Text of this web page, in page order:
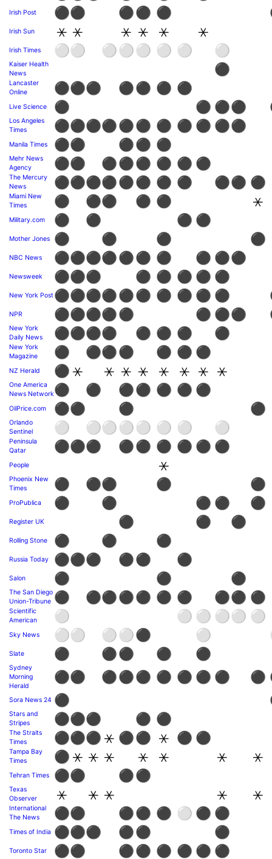
Irish Post ⚫⚫ ⚫⚫ ⚫
Irish Sun ⚹ ⚹ ⚹ ⚹ ⚹ ⚹
Irish Times ⚪⚪ ⚪ ⚪ ⚪ ⚪ ⚪ ⚪
Kaiser Health
News
⚫
Lancaster
Online
⚫⚫⚫ ⚫⚫ ⚫ ⚫
Live Science ⚫ ⚫ ⚫⚫
Los Angeles
Times
⚫⚫⚫⚫⚫⚫ ⚫ ⚫ ⚫ ⚫⚫
Manila Times ⚫⚫ ⚫⚫ ⚫
Mehr News
Agency
⚫⚫ ⚫⚫⚫ ⚫ ⚫ ⚫
The Mercury
News
⚫⚫⚫⚫⚫⚫ ⚫ ⚫ ⚫⚫ ⚫
Miami New
Times
⚫ ⚫⚫ ⚫ ⚫ ⚹
Military.com ⚫ ⚫ ⚫ ⚫
Mother Jones ⚫ ⚫ ⚫ ⚫
NBC News ⚫⚫⚫⚫⚫⚫ ⚫ ⚫ ⚫⚫
Newsweek ⚫⚫⚫ ⚫ ⚫ ⚫ ⚫ ⚫
New York Post⚫⚫⚫⚫⚫⚫ ⚫ ⚫ ⚫ ⚫
NPR ⚫⚫⚫⚫⚫ ⚫ ⚫⚫
New York
Daily News
⚫⚫⚫⚫ ⚫ ⚫ ⚫ ⚫
New York
Magazine
⚫ ⚫⚫⚫ ⚫ ⚫ ⚫
NZ Herald ⚫ ⚹ ⚹ ⚹ ⚹ ⚹ ⚹ ⚹ ⚹
One America
News Network⚫ ⚫ ⚫⚫ ⚫ ⚫ ⚫
OilPrice.com ⚫⚫ ⚫ ⚫
Orlando
Sentinel
⚪ ⚪⚪ ⚪ ⚪ ⚪ ⚪ ⚪
Peninsula
Qatar
⚫⚫⚫ ⚫⚫ ⚫ ⚫ ⚫ ⚫
People ⚹
Phoenix New
Times
⚫ ⚫⚫ ⚫ ⚫
ProPublica ⚫ ⚫ ⚫ ⚫ ⚫
Register UK ⚫ ⚫ ⚫
Rolling Stone ⚫ ⚫ ⚫
Russia Today ⚫⚫⚫ ⚫⚫ ⚫
Salon ⚫ ⚫ ⚫
The San Diego
Union-Tribune ⚫ ⚫⚫⚫⚫ ⚫ ⚫ ⚫⚫ ⚫
Scientific
American
⚪ ⚪ ⚪ ⚪⚪ ⚪
Sky News ⚪⚪ ⚪ ⚪⚫ ⚪
Slate ⚫ ⚫⚫ ⚫ ⚫
Sydney
Morning
Herald
⚫⚫ ⚫⚫⚫ ⚫ ⚫ ⚫ ⚫ ⚫
Sora News 24 ⚫
Stars and
Stripes
⚫⚫⚫ ⚫ ⚫
The Straits
Times
⚫⚫⚫ ⚹ ⚫⚫ ⚹ ⚫ ⚫
Tampa Bay
Times
⚫ ⚹ ⚹ ⚹ ⚹ ⚹ ⚹ ⚹
Tehran Times ⚫⚫ ⚫⚫
Texas
Observer
⚹ ⚹ ⚹ ⚹ ⚹
International
The News
⚫⚫ ⚫⚫ ⚫ ⚪ ⚫ ⚫
Times of India ⚫⚫⚫ ⚫⚫ ⚫
Toronto Star ⚫⚫ ⚫⚫ ⚫ ⚫ ⚫ ⚫